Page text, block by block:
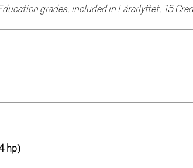
grades, included in Lärarlyftet, 15
hp)